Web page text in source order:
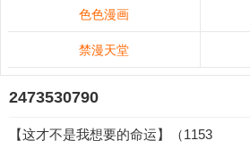
色色漫画
禁漫天堂
2473530790
【这才不是我想要的命运】（1153